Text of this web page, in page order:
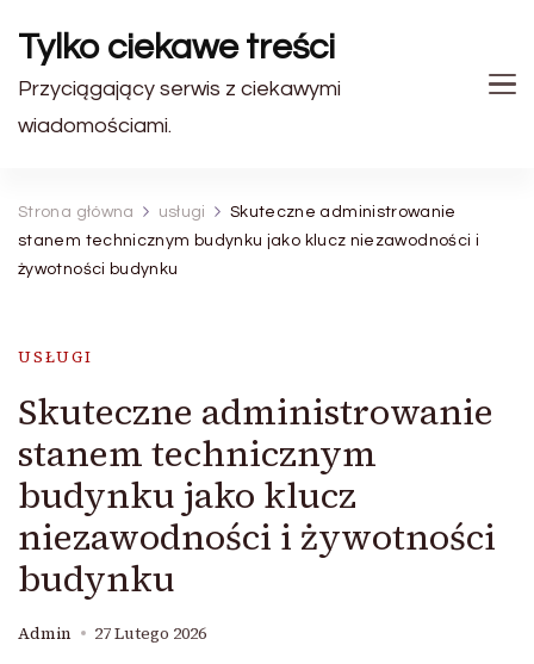
Tylko ciekawe treści
Przyciągający serwis z ciekawymi
wiadomościami.
Strona główna usługi
Skuteczne administrowanie
stanem technicznym budynku jako klucz niezawodności i
żywotności budynku
USŁUGI
Skuteczne administrowanie
stanem technicznym
budynku jako klucz
niezawodności i żywotności
budynku
Admin 27 Lutego 2026